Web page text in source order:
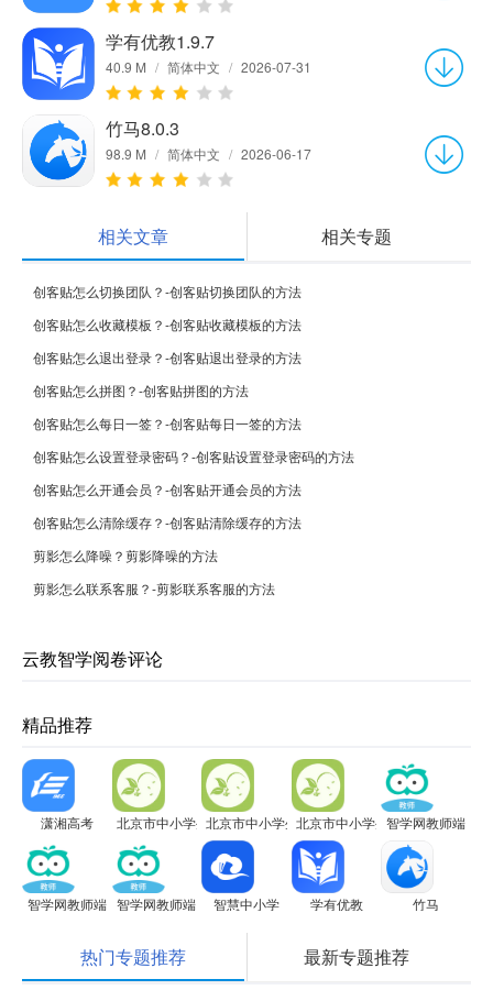
学有优教1.9.7
40.9 M / 简体中文 / 2026-07-31
竹马8.0.3
98.9 M / 简体中文 / 2026-06-17
相关文章 相关专题
创客贴怎么切换团队？-创客贴切换团队的方法
创客贴怎么收藏模板？-创客贴收藏模板的方法
创客贴怎么退出登录？-创客贴退出登录的方法
创客贴怎么拼图？-创客贴拼图的方法
创客贴怎么每日一签？-创客贴每日一签的方法
创客贴怎么设置登录密码？-创客贴设置登录密码的方法
创客贴怎么开通会员？-创客贴开通会员的方法
创客贴怎么清除缓存？-创客贴清除缓存的方法
剪影怎么降噪？剪影降噪的方法
剪影怎么联系客服？-剪影联系客服的方法
云教智学阅卷评论
精品推荐
潇湘高考 北京市中小学生植物栽培大赛电脑版
北京市中小学生植物栽培大赛电脑版
北京市中小学生植物栽培大赛电
智学网教师端
智学网教师端 智学网教师端 智慧中小学 学有优教 竹马
热门专题推荐 最新专题推荐